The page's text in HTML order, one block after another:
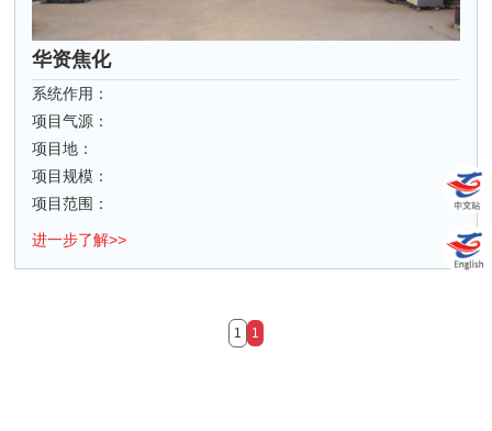
华资焦化
系统作用：
项目气源：
项目地：
项目规模：
项目范围：
进一步了解>>
1 1